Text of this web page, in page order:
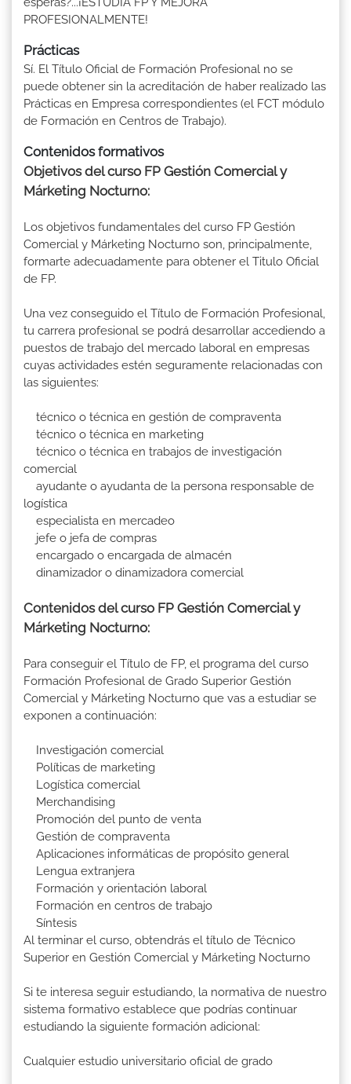
PROFESIONALMENTE!
Prácticas
Sí. El Título Oficial de Formación Profesional no se
puede obtener sin la acreditación de haber realizado las
Prácticas en Empresa correspondientes (el FCT módulo
de Formación en Centros de Trabajo).
Contenidos formativos
Objetivos del curso FP Gestión Comercial y
Márketing Nocturno:
Los objetivos fundamentales del curso FP Gestión
Comercial y Márketing Nocturno son, principalmente,
formarte adecuadamente para obtener el Titulo Oficial
de FP.
Una vez conseguido el Título de Formación Profesional,
tu carrera profesional se podrá desarrollar accediendo a
puestos de trabajo del mercado laboral en empresas
cuyas actividades estén seguramente relacionadas con
las siguientes:
técnico o técnica en gestión de compraventa
técnico o técnica en marketing
técnico o técnica en trabajos de investigación
comercial
ayudante o ayudanta de la persona responsable de
logística
especialista en mercadeo
jefe o jefa de compras
encargado o encargada de almacén
dinamizador o dinamizadora comercial
Contenidos del curso FP Gestión Comercial y
Márketing Nocturno:
Para conseguir el Título de FP, el programa del curso
Formación Profesional de Grado Superior Gestión
Comercial y Márketing Nocturno que vas a estudiar se
exponen a continuación:
Investigación comercial
Políticas de marketing
Logística comercial
Merchandising
Promoción del punto de venta
Gestión de compraventa
Aplicaciones informáticas de propósito general
Lengua extranjera
Formación y orientación laboral
Formación en centros de trabajo
Síntesis
Al terminar el curso, obtendrás el título de Técnico
Superior en Gestión Comercial y Márketing Nocturno
Si te interesa seguir estudiando, la normativa de nuestro
sistema formativo establece que podrías continuar
estudiando la siguiente formación adicional:
Cualquier estudio universitario oficial de grado